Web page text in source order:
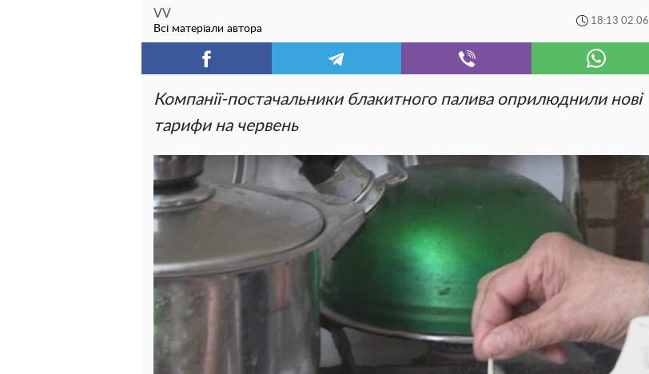
VV
Всі матеріали автора
18:13 02.06
Компанії-постачальники блакитного палива оприлюднили нові
тарифи на червень